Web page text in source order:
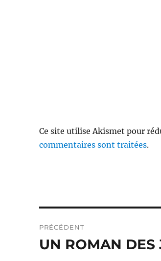
Ce site utilise Akismet pour
commentaires sont traitées.
de
PRÉCÉDENT
Publication
UN ROMAN